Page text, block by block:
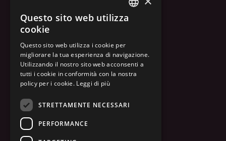
ALTRO
Home
Contatti
Questo sito web utilizza
cookie
Questo sito web utilizza i cookie per
migliorare la tua esperienza di navigazione.
Utilizzando il nostro sito web acconsenti a
tutti i cookie in conformità con la nostra
policy per i cookie. Leggi di più
STRETTAMENTE NECESSARI
PERFORMANCE